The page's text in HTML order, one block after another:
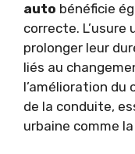
auto bénéficie
correcte.
prolonger leur
liés au
l’amélioration
de la conduite,
urbaine comme la